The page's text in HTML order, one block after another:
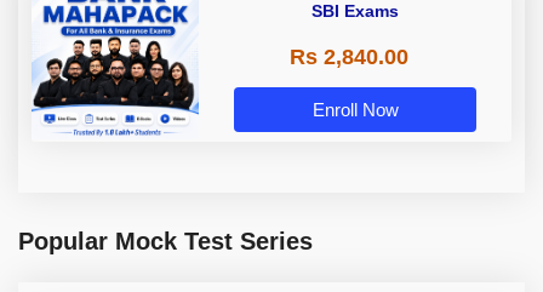
SBI Exams
Rs 2,840.00
Enroll Now
Popular Mock Test Series